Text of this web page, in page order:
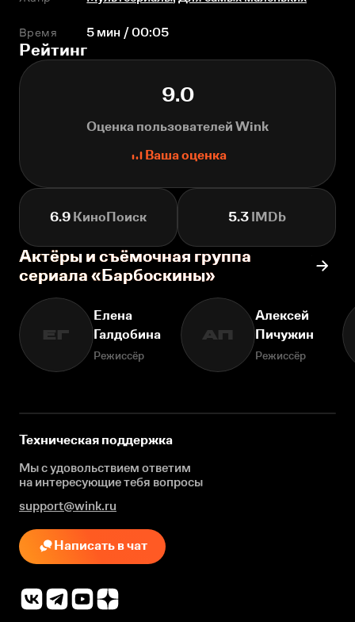
Время 5 мин / 00:05
Рейтинг
9.0
Оценка пользователей Wink
Ваша оценка
6.9 КиноПоиск 5.3IMDb
Актёры и съёмочная группа
сериала «Барбоскины»
ЕГ
Елена
Галдобина
Режиссёр
АП
Алексей
Пичужин
Режиссёр
Техническая поддержка
Мы с удовольствием ответим
на интересующиетебя вопросы
support@wink.ru
Написать в чат